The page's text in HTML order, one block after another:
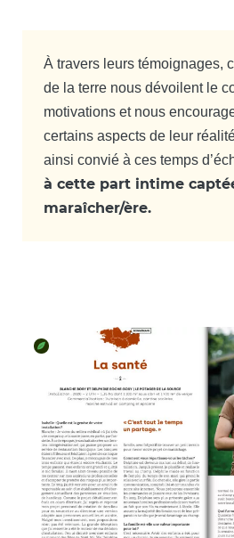
À travers leurs témoignages,
de la terre nous dévoilent le
motivations et nous
certains aspects de leur
ainsi convié à ces temps
à cette part intime
maraîcher/ère.